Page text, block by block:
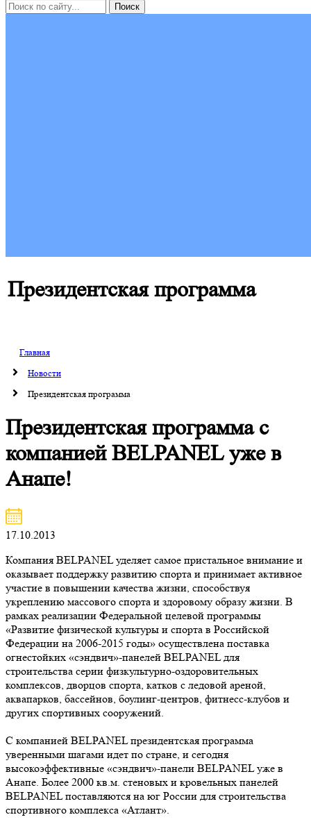
Президентская программа
Главная
Новости
Президентская программа
Президентская программа с
компанией BELPANEL уже в
Анапе!
17.10.2013
Компания BELPANEL уделяет самое пристальное внимание и
оказывает поддержку развитию спорта и принимает активное
участие в повышении качества жизни, способствуя
укреплению массового спорта и здоровому образу жизни. В
рамках реализации Федеральной целевой программы
«Развитие физической культуры и спорта в Российской
Федерации на 2006-2015 годы» осуществлена поставка
огнестойких «сэндвич»-панелей BELPANEL для
строительства серии физкультурно-оздоровительных
комплексов, дворцов спорта, катков с ледовой ареной,
аквапарков, бассейнов, боулинг-центров, фитнесс-клубов и
других спортивных сооружений.
С компанией BELPANEL президентская программа
уверенными шагами идет по стране, и сегодня
высокоэффективные «сэндвич»-панели BELPANEL уже в
Анапе. Более 2000 кв.м. стеновых и кровельных панелей
BELPANEL поставляются на юг России для строительства
спортивного комплекса «Атлант».